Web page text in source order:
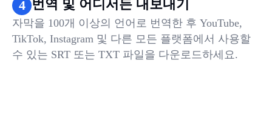
4 번역 및 어디서든 내보내기
자막을 100개 이상의 언어로 번역한 후 YouTube,
TikTok, Instagram 및 다른 모든 플랫폼에서 사용할
수 있는 SRT 또는 TXT 파일을 다운로드하세요.